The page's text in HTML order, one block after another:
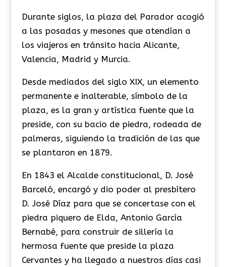
Durante siglos, la plaza del Parador acogió
a las posadas y mesones que atendían a
los viajeros en tránsito hacia Alicante,
Valencia, Madrid y Murcia.
​Desde mediados del siglo XIX, un elemento
permanente e inalterable, símbolo de la
plaza, es la gran y artística fuente que la
preside, con su bacio de piedra, rodeada de
palmeras, siguiendo la tradición de las que
se plantaron en 1879.
​En 1843 el Alcalde constitucional, D. José
Barceló, encargó y dio poder al presbítero
D. José Díaz para que se concertase con el
piedra piquero de Elda, Antonio García
Bernabé, para construir de sillería la
hermosa fuente que preside la plaza
Cervantes y ha llegado a nuestros días casi